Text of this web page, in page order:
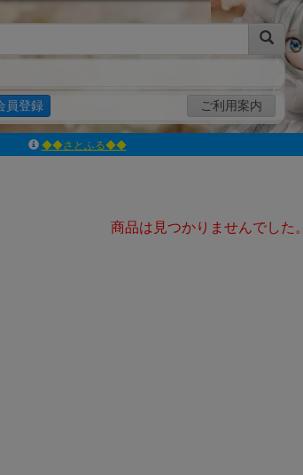
員登録 ご利用案内
◆◆さとふる◆◆
ｱｿﾞﾝﾚｰﾍﾞﾙｼｮｯﾌﾟ楽天市場店
よくあるご質問（Q&A）商品は見つかりませんでした。